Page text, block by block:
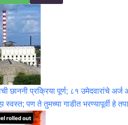
छाननी प्रक्रिया पूर्ण; ८१ उमेदवारांचे अर्ज
पण ते तुमच्या गाडीत भरण्यापूर्वी हे